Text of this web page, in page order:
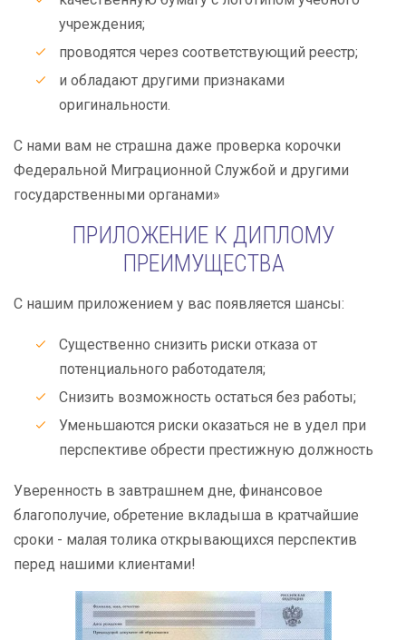
учреждения;
проводятся через соответствующий реестр;
и обладают другими признаками
оригинальности.
С нами вам не страшна даже проверка корочки
Федеральной Миграционной Службой и другими
государственными органами»
ПРИЛОЖЕНИЕ К ДИПЛОМУ
ПРЕИМУЩЕСТВА
С нашим приложением у вас появляется шансы:
Существенно снизить риски отказа от
потенциального работодателя;
Снизить возможность остаться без работы;
Уменьшаются риски оказаться не в удел при
перспективе обрести престижную должность
Уверенность в завтрашнем дне, финансовое
благополучие, обретение вкладыша в кратчайшие
сроки - малая толика открывающихся перспектив
перед нашими клиентами!